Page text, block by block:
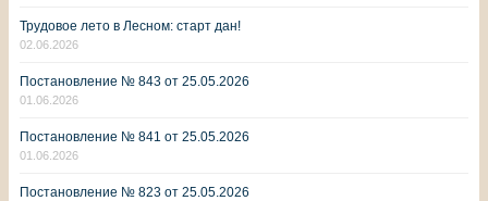
Трудовое лето в Лесном: старт дан!
02.06.2026
Постановление № 843 от 25.05.2026
01.06.2026
Постановление № 841 от 25.05.2026
01.06.2026
Постановление № 823 от 25.05.2026